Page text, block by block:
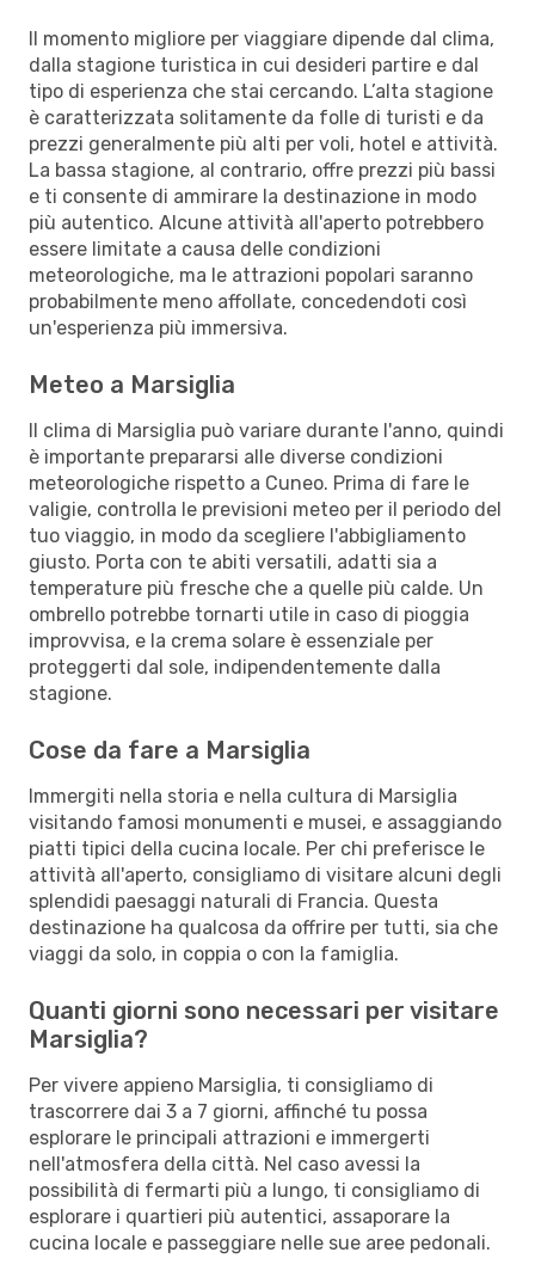
Il momento migliore per viaggiare dipende dal clima,
dalla stagione turistica in cui desideri partire e dal
tipo di esperienza che stai cercando. L’alta stagione
è caratterizzata solitamente da folle di turisti e da
prezzi generalmente più alti per voli, hotel e attività.
La bassa stagione, al contrario, offre prezzi più bassi
e ti consente di ammirare la destinazione in modo
più autentico. Alcune attività all'aperto potrebbero
essere limitate a causa delle condizioni
meteorologiche, ma le attrazioni popolari saranno
probabilmente meno affollate, concedendoti così
un'esperienza più immersiva.
Meteo a Marsiglia
Il clima di Marsiglia può variare durante l'anno, quindi
è importante prepararsi alle diverse condizioni
meteorologiche rispetto a Cuneo. Prima di fare le
valigie, controlla le previsioni meteo per il periodo del
tuo viaggio, in modo da scegliere l'abbigliamento
giusto. Porta con te abiti versatili, adatti sia a
temperature più fresche che a quelle più calde. Un
ombrello potrebbe tornarti utile in caso di pioggia
improvvisa, e la crema solare è essenziale per
proteggerti dal sole, indipendentemente dalla
stagione.
Cose da fare a Marsiglia
Immergiti nella storia e nella cultura di Marsiglia
visitando famosi monumenti e musei, e assaggiando
piatti tipici della cucina locale. Per chi preferisce le
attività all'aperto, consigliamo di visitare alcuni degli
splendidi paesaggi naturali di Francia. Questa
destinazione ha qualcosa da offrire per tutti, sia che
viaggi da solo, in coppia o con la famiglia.
Quanti giorni sono necessari per visitare
Marsiglia?
Per vivere appieno Marsiglia, ti consigliamo di
trascorrere dai 3 a 7 giorni, affinché tu possa
esplorare le principali attrazioni e immergerti
nell'atmosfera della città. Nel caso avessi la
possibilità di fermarti più a lungo, ti consigliamo di
esplorare i quartieri più autentici, assaporare la
cucina locale e passeggiare nelle sue aree pedonali.